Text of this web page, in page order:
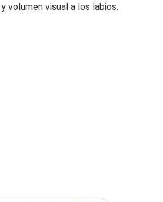
volumen visual a los labios.